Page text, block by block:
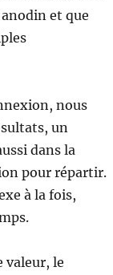
et que
nous
un
dans la
pour répartir.
à la fois,
valeur, le